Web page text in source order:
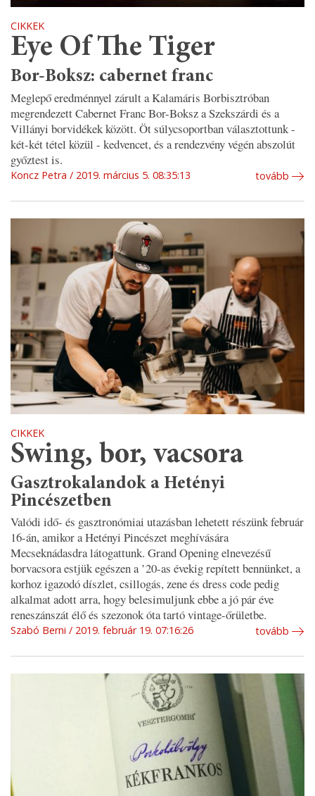
CIKKEK
Eye Of The Tiger
Bor-Boksz: cabernet franc
Meglepő eredménnyel zárult a Kalamáris Borbisztróban
megrendezett Cabernet Franc Bor-Boksz a Szekszárdi és a
Villányi borvidékek között. Öt súlycsoportban választottunk -
két-két tétel közül - kedvencet, és a rendezvény végén abszolút
győztest is.
Koncz Petra 2019. március 5. 08:35:13 tovább
CIKKEK
Swing, bor, vacsora
Gasztrokalandok a Hetényi
Pincészetben
Valódi idő- és gasztronómiai utazásban lehetett részünk február
16-án, amikor a Hetényi Pincészet meghívására
Mecseknádasdra látogattunk. Grand Opening elnevezésű
borvacsora estjük egészen a ’20-as évekig repített bennünket, a
korhoz igazodó díszlet, csillogás, zene és dress code pedig
alkalmat adott arra, hogy belesimuljunk ebbe a jó pár éve
reneszánszát élő és szezonok óta tartó vintage-őrületbe.
Szabó Berni 2019. február 19. 07:16:26 tovább